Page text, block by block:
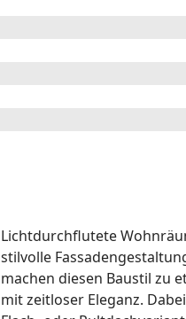
Lichtdurchflutete
stilvolle
machen diesen Baustil zu
mit zeitloser Eleganz.